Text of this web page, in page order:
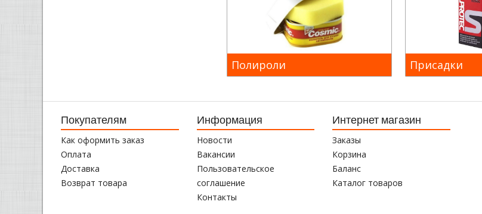
Полироли Присадки
Покупателям
Как оформить заказ
Оплата
Доставка
Возврат товара
Информация
Новости
Вакансии
Пользовательское
соглашение
Контакты
Интернет магазин
Заказы
Корзина
Баланс
Каталог товаров